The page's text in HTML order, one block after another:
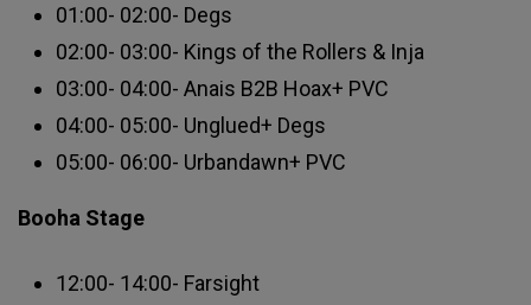
01:00- 02:00- Degs
02:00- 03:00- Kings of the Rollers & Inja
03:00- 04:00- Anais B2B Hoax+ PVC
04:00- 05:00- Unglued+ Degs
05:00- 06:00- Urbandawn+ PVC
Booha Stage
12:00- 14:00- Farsight